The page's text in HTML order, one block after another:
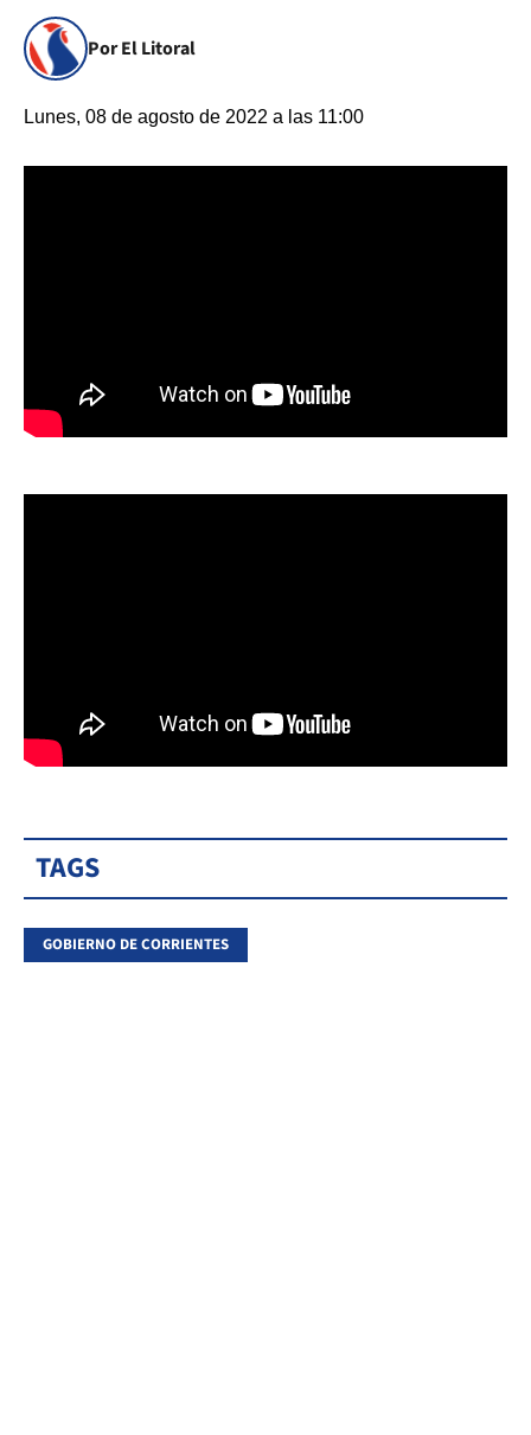
Por El Litoral
Lunes, 08 de agosto de 2022 a las 11:00
TAGS
GOBIERNO DE CORRIENTES